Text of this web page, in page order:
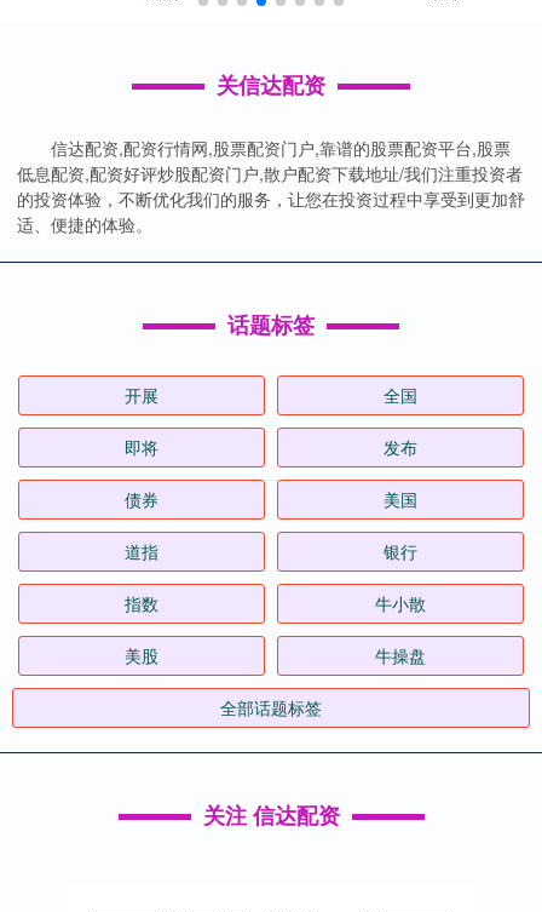
关信达配资
信达配资,配资行情网,股票配资门户,靠谱的股票配资平台,股票
低息配资,配资好评炒股配资门户,散户配资下载地址/我们注重投资者
的投资体验，不断优化我们的服务，让您在投资过程中享受到更加舒
适、便捷的体验。
话题标签
开展 全国
即将 发布
债券 美国
道指 银行
指数 牛小散
美股 牛操盘
全部话题标签
关注 信达配资